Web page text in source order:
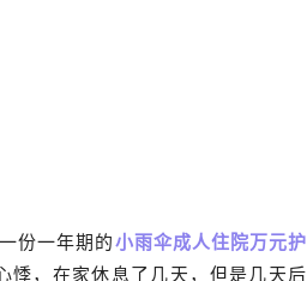
份一年期的小雨伞成人住院万元护
，在家休息了几天，但是几天后